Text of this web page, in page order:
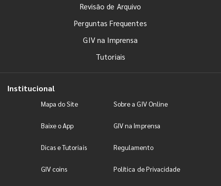
Revisão de Arquivo
Perguntas Frequentes
GIV na Imprensa
Tutoriais
Institucional
Mapa do Site Sobre a GIV Online
Baixe o App GIV na Imprensa
Dicas e Tutoriais Regulamento
GIV coins Política de Privacidade